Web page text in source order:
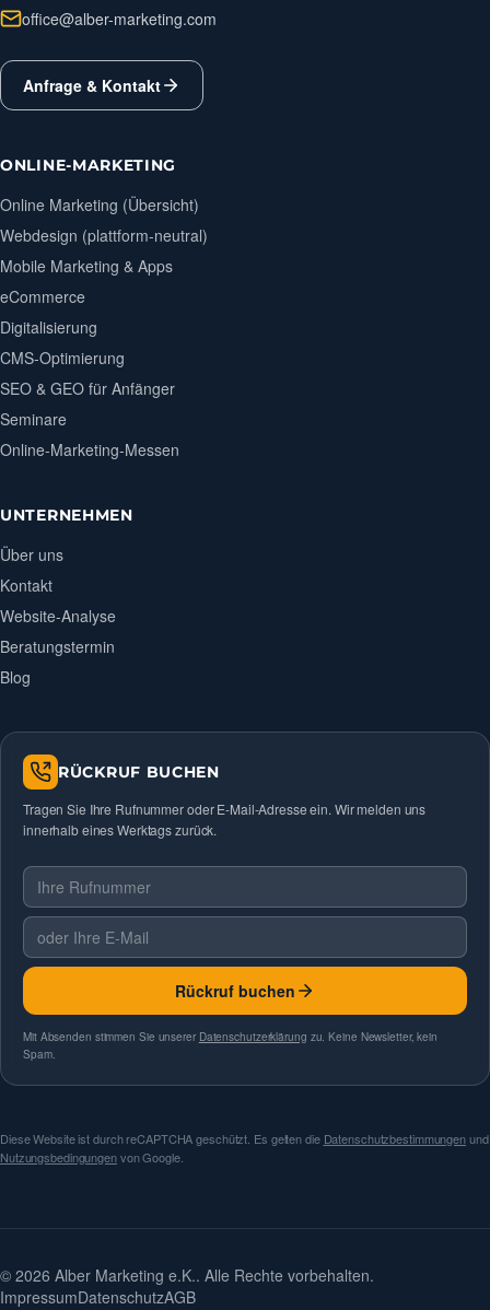
office@alber-marketing.com
Anfrage & Kontakt
ONLINE-MARKETING
Online Marketing (Übersicht)
Webdesign (plattform-neutral)
Mobile Marketing & Apps
eCommerce
Digitalisierung
CMS-Optimierung
SEO & GEO für Anfänger
Seminare
Online-Marketing-Messen
UNTERNEHMEN
Über uns
Kontakt
Website-Analyse
Beratungstermin
Blog
RÜCKRUF BUCHEN
Tragen Sie Ihre Rufnummer oder E-Mail-Adresse ein. Wir melden uns
innerhalb eines Werktags zurück.
Telefonnummer
E-Mail
Rückruf buchen
Mit Absenden stimmen Sie unserer Datenschutzerklärung zu. Keine Newsletter, kein
Spam.
Diese Website ist durch reCAPTCHA geschützt. Es gelten die Datenschutzbestimmungenund
Nutzungsbedingungenvon Google.
© 2026 Alber Marketing e.K.. Alle Rechte vorbehalten.
ImpressumDatenschutzAGB